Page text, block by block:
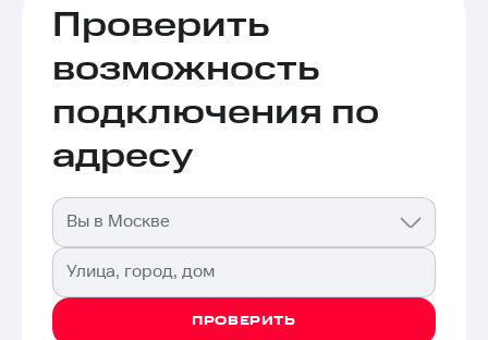
Проверить
возможность
подключения по
адресу
Вы в Москве
Улица, город, дом
ПРОВЕРИТЬ